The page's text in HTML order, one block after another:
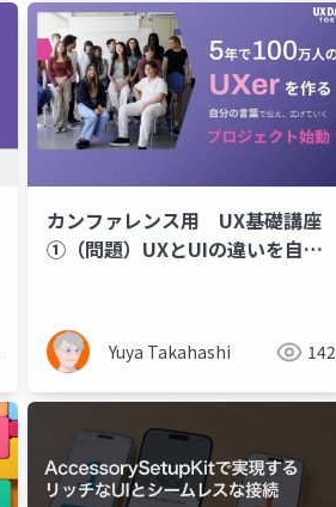
カンファレンス用 UX基礎講座
①（問題）UXとUIの違いを自分
Yuya Takahashi 142